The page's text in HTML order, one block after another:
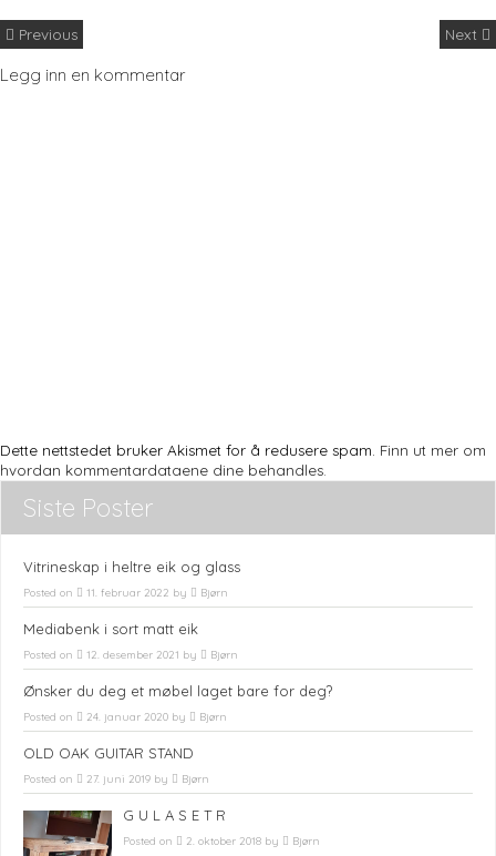
Previous Next
Legg inn en kommentar
Dette nettstedet bruker Akismet for å redusere spam. Finn ut mer om
hvordan kommentardataene dine behandles.
Siste Poster
Vitrineskap i heltre eik og glass
Posted on 11. februar 2022 by Bjørn
Mediabenk i sort matt eik
Posted on 12. desember 2021 by Bjørn
Ønsker du deg et møbel laget bare for deg?
Posted on 24. januar 2020 by Bjørn
OLD OAK GUITAR STAND
Posted on 27. juni 2019 by Bjørn
G U L A S E T R
Posted on 2. oktober 2018 by Bjørn